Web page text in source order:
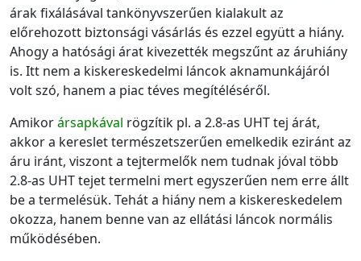
árak fixálásával tankönyvszerűen kialakult az
előrehozott biztonsági vásárlás és ezzel együtt a hiány.
Ahogy a hatósági árat kivezették megszűnt az áruhiány
is. Itt nem a kiskereskedelmi láncok aknamunkájáról
volt szó, hanem a piac téves megítéléséről.
Amikorársapkával rögzítik pl. a 2.8-as UHT tej árát,
akkor a kereslet természetszerűen emelkedik eziránt az
áru iránt, viszont a tejtermelők nem tudnak jóval több
2.8-as UHT tejet termelni mert egyszerűen nem erre állt
be a termelésük. Tehát a hiány nem a kiskereskedelem
okozza, hanem benne van az ellátási láncok normális
működésében.